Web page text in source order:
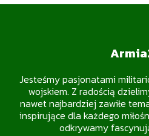
Jesteśmy pasjonatami
wojskiem. Z radością
nawet najbardziej zawiłe
inspirujące dla każdego
odkrywamy